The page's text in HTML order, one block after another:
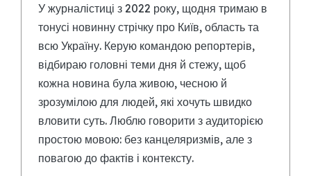
У журналістиці з 2022 року, щодня тримаю в
тонусі новинну стрічку про Київ, область та
всю Україну. Керую командою репортерів,
відбираю головні теми дня й стежу, щоб
кожна новина була живою, чесною й
зрозумілою для людей, які хочуть швидко
вловити суть. Люблю говорити з аудиторією
простою мовою: без канцеляризмів, але з
повагою до фактів і контексту.